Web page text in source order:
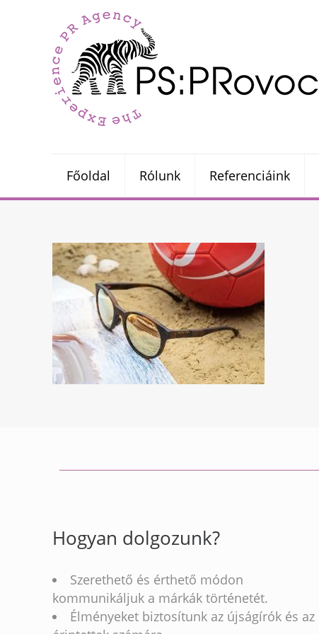
Főoldal Rólunk Referenciáink
Hogyan dolgozunk?
Szerethető és érthető módon
kommunikáljuk a márkák történetét.
Élményeket biztosítunk az újságírók és az